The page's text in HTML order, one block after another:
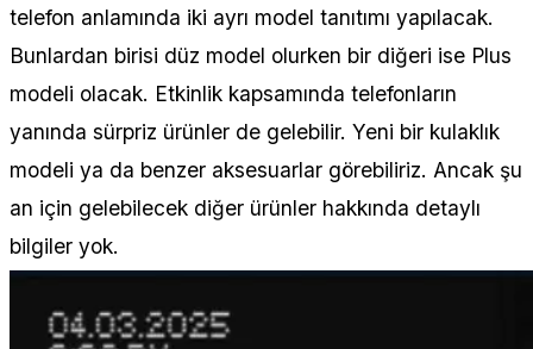
telefon anlamında iki ayrı model tanıtımı yapılacak.
Bunlardan birisi düz model olurken bir diğeri ise Plus
modeli olacak. Etkinlik kapsamında telefonların
yanında sürpriz ürünler de gelebilir. Yeni bir kulaklık
modeli ya da benzer aksesuarlar görebiliriz. Ancak şu
an için gelebilecek diğer ürünler hakkında detaylı
bilgiler yok.